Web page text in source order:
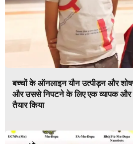
बच्चों के ऑनलाइन यौन उत्पीड़न और
और उससे निपटने के लिए एक व्यापक और
तैयार किया